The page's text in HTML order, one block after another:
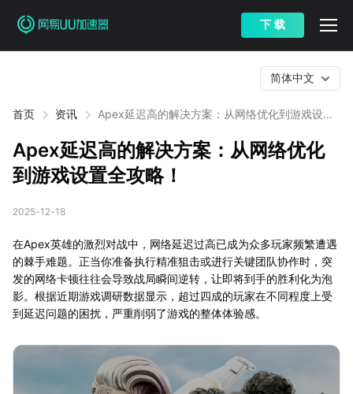
下 载
首页 资讯
Apex延迟高的解决方案：从网络优化到游戏设置
简体中文
Apex延迟高的解决方案：从网络优化
到游戏设置全攻略！
2025-12-18
在Apex英雄的激烈对战中，网络延迟过高已成为众多玩家频繁遭遇
的棘手难题。正当你准备执行精准狙击或进行关键团队协作时，突
发的网络卡顿往往会导致战局瞬间逆转，让即将到手的胜利化为泡
影。根据近期游戏调研数据显示，超过四成的玩家在不同程度上受
到延迟问题的困扰，严重削弱了游戏的整体体验感。